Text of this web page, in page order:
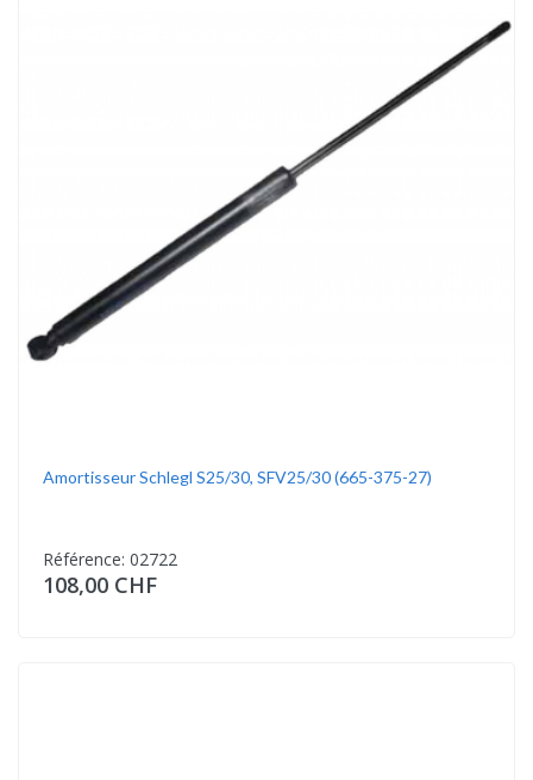
Amortisseur Schlegl S25/30, SFV25/30 (665-375-27)
Référence: 02722
108,00 CHF